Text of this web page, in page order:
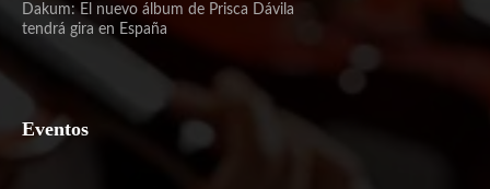
Dakum: El nuevo álbum de Prisca Dávila
tendrá gira en España
Eventos